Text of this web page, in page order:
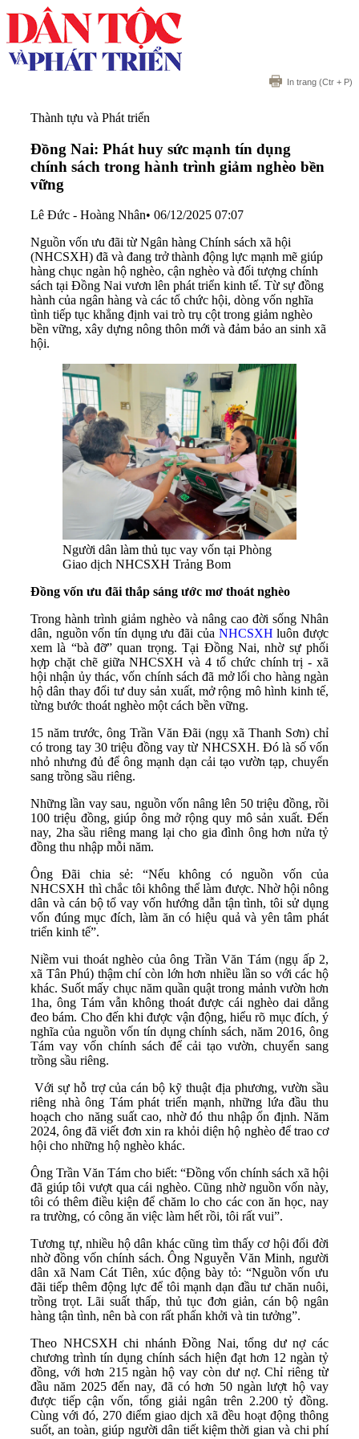
In trang (Ctr + P)
Thành tựu và Phát triển
Đồng Nai: Phát huy sức mạnh tín dụng
chính sách trong hành trình giảm nghèo bền
vững
Lê Đức - Hoàng Nhân• 06/12/2025 07:07
Nguồn vốn ưu đãi từ Ngân hàng Chính sách xã hội
(NHCSXH) đã và đang trở thành động lực mạnh mẽ giúp
hàng chục ngàn hộ nghèo, cận nghèo và đối tượng chính
sách tại Đồng Nai vươn lên phát triển kinh tế. Từ sự đồng
hành của ngân hàng và các tổ chức hội, dòng vốn nghĩa
tình tiếp tục khẳng định vai trò trụ cột trong giảm nghèo
bền vững, xây dựng nông thôn mới và đảm bảo an sinh xã
hội.
Người dân làm thủ tục vay vốn tại Phòng
Giao dịch NHCSXH Trảng Bom
Đồng vốn ưu đãi thắp sáng ước mơ thoát nghèo
Trong hành trình giảm nghèo và nâng cao đời sống Nhân
dân, nguồn vốn tín dụng ưu đãi của NHCSXH luôn được
xem là “bà đỡ” quan trọng. Tại Đồng Nai, nhờ sự phối
hợp chặt chẽ giữa NHCSXH và 4 tổ chức chính trị - xã
hội nhận ủy thác, vốn chính sách đã mở lối cho hàng ngàn
hộ dân thay đổi tư duy sản xuất, mở rộng mô hình kinh tế,
từng bước thoát nghèo một cách bền vững.
15 năm trước, ông Trần Văn Đãi (ngụ xã Thanh Sơn) chỉ
có trong tay 30 triệu đồng vay từ NHCSXH. Đó là số vốn
nhỏ nhưng đủ để ông mạnh dạn cải tạo vườn tạp, chuyển
sang trồng sầu riêng.
Những lần vay sau, nguồn vốn nâng lên 50 triệu đồng, rồi
100 triệu đồng, giúp ông mở rộng quy mô sản xuất. Đến
nay, 2ha sầu riêng mang lại cho gia đình ông hơn nửa tỷ
đồng thu nhập mỗi năm.
Ông Đãi chia sẻ: “Nếu không có nguồn vốn của
NHCSXH thì chắc tôi không thể làm được. Nhờ hội nông
dân và cán bộ tổ vay vốn hướng dẫn tận tình, tôi sử dụng
vốn đúng mục đích, làm ăn có hiệu quả và yên tâm phát
triển kinh tế”.
Niềm vui thoát nghèo của ông Trần Văn Tám (ngụ ấp 2,
xã Tân Phú) thậm chí còn lớn hơn nhiều lần so với các hộ
khác. Suốt mấy chục năm quần quật trong mảnh vườn hơn
1ha, ông Tám vẫn không thoát được cái nghèo dai dẳng
đeo bám. Cho đến khi được vận động, hiểu rõ mục đích, ý
nghĩa của nguồn vốn tín dụng chính sách, năm 2016, ông
Tám vay vốn chính sách để cải tạo vườn, chuyển sang
trồng sầu riêng.
Với sự hỗ trợ của cán bộ kỹ thuật địa phương, vườn sầu
riêng nhà ông Tám phát triển mạnh, những lứa đầu thu
hoạch cho năng suất cao, nhờ đó thu nhập ổn định. Năm
2024, ông đã viết đơn xin ra khỏi diện hộ nghèo để trao cơ
hội cho những hộ nghèo khác.
Ông Trần Văn Tám cho biết: “Đồng vốn chính sách xã hội
đã giúp tôi vượt qua cái nghèo. Cũng nhờ nguồn vốn này,
tôi có thêm điều kiện để chăm lo cho các con ăn học, nay
ra trường, có công ăn việc làm hết rồi, tôi rất vui”.
Tương tự, nhiều hộ dân khác cũng tìm thấy cơ hội đổi đời
nhờ đồng vốn chính sách. Ông Nguyễn Văn Minh, người
dân xã Nam Cát Tiên, xúc động bày tỏ: “Nguồn vốn ưu
đãi tiếp thêm động lực để tôi mạnh dạn đầu tư chăn nuôi,
trồng trọt. Lãi suất thấp, thủ tục đơn giản, cán bộ ngân
hàng tận tình, nên bà con rất phấn khởi và tin tưởng”.
Theo NHCSXH chi nhánh Đồng Nai, tổng dư nợ các
chương trình tín dụng chính sách hiện đạt hơn 12 ngàn tỷ
đồng, với hơn 215 ngàn hộ vay còn dư nợ. Chỉ riêng từ
đầu năm 2025 đến nay, đã có hơn 50 ngàn lượt hộ vay
được tiếp cận vốn, tổng giải ngân trên 2.200 tỷ đồng.
Cùng với đó, 270 điểm giao dịch xã đều hoạt động thông
suốt, an toàn, giúp người dân tiết kiệm thời gian và chi phí